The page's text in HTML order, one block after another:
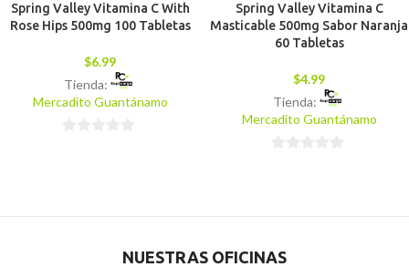
Spring Valley Vitamina C With
Rose Hips 500mg 100 Tabletas
$6.99
Tienda:
Mercadito Guantánamo
Spring Valley Vitamina C
Masticable 500mg Sabor Naranja
60 Tabletas
$4.99
Tienda:
Mercadito Guantánamo
NUESTRAS OFICINAS